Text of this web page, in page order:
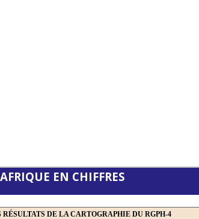
EN CHIFFRES
RÉSULTATS DE LA CARTOGRAPHIE DU RGPH-4